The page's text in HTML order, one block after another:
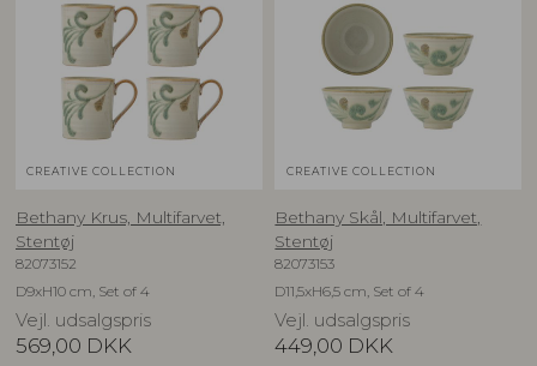
CREATIVE COLLECTION
Bethany Krus, Multifarvet,
Stentøj
82073152
D9xH10 cm, Set of 4
Vejl. udsalgspris
569,00 DKK
CREATIVE COLLECTION
Bethany Skål, Multifarvet,
Stentøj
82073153
D11,5xH6,5 cm, Set of 4
Vejl. udsalgspris
449,00 DKK